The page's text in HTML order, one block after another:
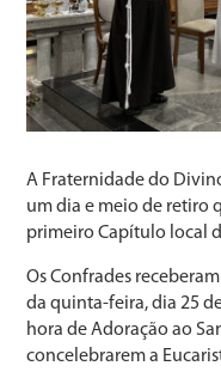
A Fraternidade do
um dia e meio de retiro
primeiro Capítulo local
Os Confrades
da quinta-feira, dia 25
hora de Adoração ao
concelebrarem a